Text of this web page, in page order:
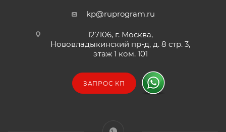
kp@ruprogram.ru
127106, г. Москва,
Нововладыкинский пр-д, д. 8 стр. 3,
этаж 1 ком. 101
ЗАПРОС КП